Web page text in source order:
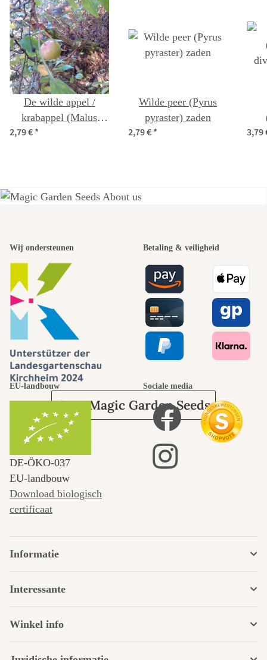
De wilde appel /
krabappel (Malus
sylvestris) zaden
2,79 €*
Wilde peer (Pyrus
pyraster) zaden
2,79 €* 3,79
mooiste paden
naar onszelf
leidt door de
tuin.
Over Magic Garden Seeds
Wij ondersteunen Betaling & veiligheid
EU-landbouw
DE‑ÖKO‑037
EU-landbouw
Download biologisch
certificaat
Sociale media
Informatie
Interessante
Winkel info